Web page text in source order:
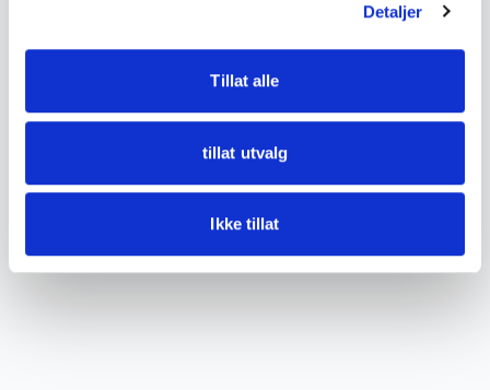
Detaljer
Tillat alle
tillat utvalg
Ikke tillat